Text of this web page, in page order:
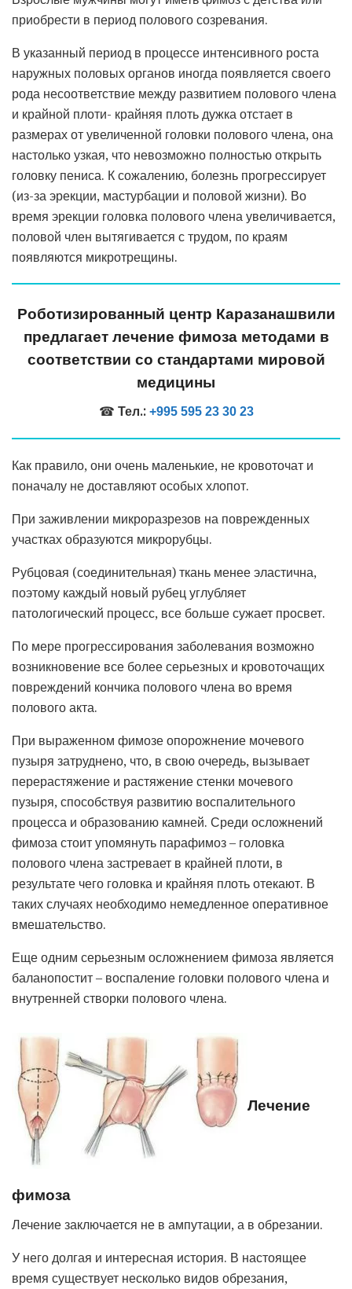
приобрести в период полового созревания.
В указанный период в процессе интенсивного роста
наружных половых органов иногда появляется своего
рода несоответствие между развитием полового члена
и крайной плоти- крайняя плоть дужка отстает в
размерах от увеличенной головки полового члена, она
настолько узкая, что невозможно полностью открыть
головку пениса. К сожалению, болезнь прогрессирует
(из-за эрекции, мастурбации и половой жизни). Во
время эрекции головка полового члена увеличивается,
половой член вытягивается с трудом, по краям
появляются микротрещины.
Роботизированный центр Каразанашвили
предлагает лечение фимоза методами в
соответствии со стандартами мировой
медицины
☎ Тел.: +995 595 23 30 23
Как правило, они очень маленькие, не кровоточат и
поначалу не доставляют особых хлопот.
При заживлении микроразрезов на поврежденных
участках образуются микрорубцы.
Рубцовая (соединительная) ткань менее эластична,
поэтому каждый новый рубец углубляет
патологический процесс, все больше сужает просвет.
По мере прогрессирования заболевания возможно
возникновение все более серьезных и кровоточащих
повреждений кончика полового члена во время
полового акта.
При выраженном фимозе опорожнение мочевого
пузыря затруднено, что, в свою очередь, вызывает
перерастяжение и растяжение стенки мочевого
пузыря, способствуя развитию воспалительного
процесса и образованию камней. Среди осложнений
фимоза стоит упомянуть парафимоз – головка
полового члена застревает в крайней плоти, в
результате чего головка и крайняя плоть отекают. В
таких случаях необходимо немедленное оперативное
вмешательство.
Еще одним серьезным осложнением фимоза является
баланопостит – воспаление головки полового члена и
внутренней створки полового члена.
Лечение
фимоза
Лечение заключается не в ампутации, а в обрезании.
У него долгая и интересная история. В настоящее
время существует несколько видов обрезания,